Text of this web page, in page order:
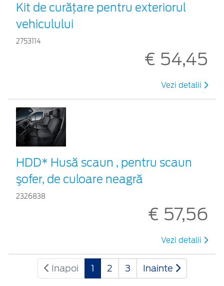
Kit de curățare pentru exteriorul
vehiculului
2753114
€ 54,45
Vezi detalii
HDD* Husă scaun , pentru scaun
şofer, de culoare neagră
2326838
€ 57,56
Vezi detalii
Inapoi 1 2 3 Inainte